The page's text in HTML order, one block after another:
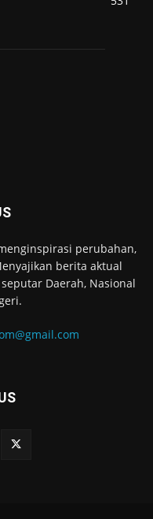
perubahan,
berita aktual
Daerah, Nasional